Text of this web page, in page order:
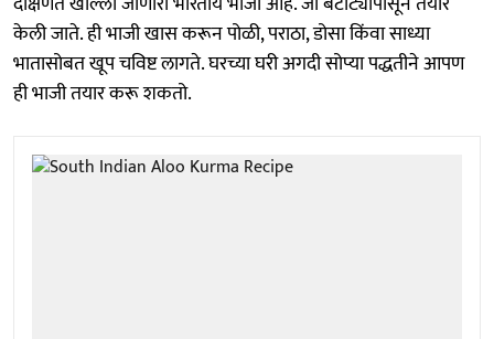
केली जाते. ही भाजी खास करून पोळी, पराठा, डोसा किंवा साध्या
भातासोबत खूप चविष्ट लागते. घरच्या घरी अगदी सोप्या पद्धतीने आपण
ही भाजी तयार करू शकतो.